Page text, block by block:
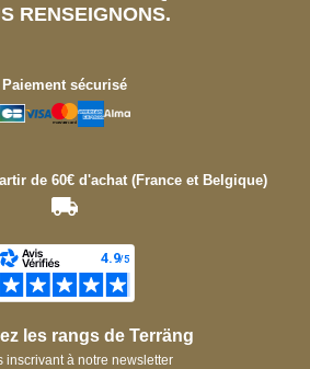
RENSEIGNONS.
Paiement sécurisé
de 60€ d'achat (France et Belgique)
les rangs de Terräng
inscrivant à notre newsletter